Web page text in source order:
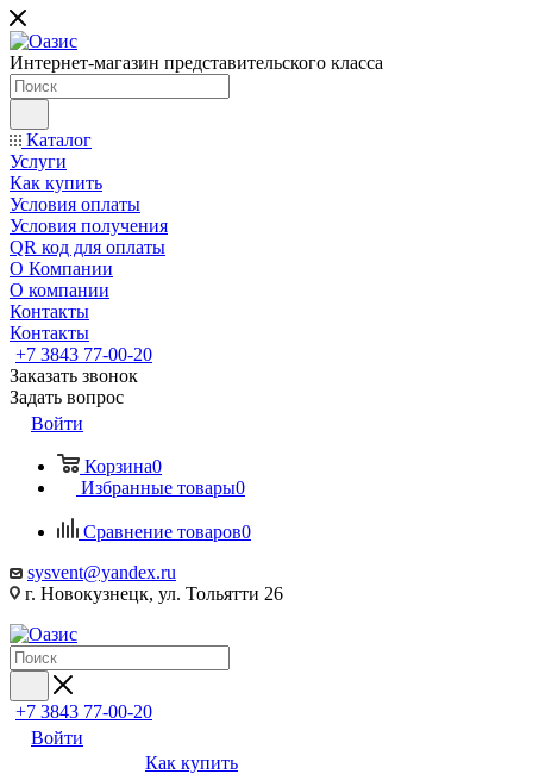
Интернет-магазин представительского класса
Каталог
Услуги
Как купить
Условия оплаты
Условия получения
QR код для оплаты
О Компании
О компании
Контакты
Контакты
+7 3843 77-00-20
Заказать звонок
Задать вопрос
Войти
Корзина0
Избранные товары0
Сравнение товаров0
sysvent@yandex.ru
г. Новокузнецк, ул. Тольятти 26
+7 3843 77-00-20
Войти
Как купить